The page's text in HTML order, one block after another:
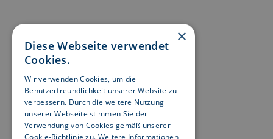
×
Diese Webseite verwendet
Cookies.
Wir verwenden Cookies, um die
Benutzerfreundlichkeit unserer Website zu
verbessern. Durch die weitere Nutzung
unserer Webseite stimmen Sie der
Verwendung von Cookies gemäß unserer
Cookie-Richtlinie zu. Weitere Informationen